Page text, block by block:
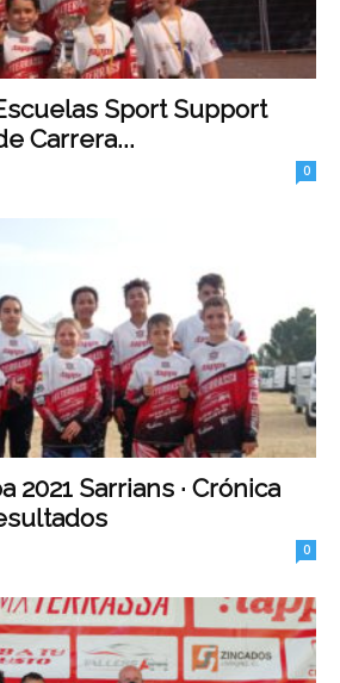
Sport Support
Carrera...
0
2021 Sarrians · Crónica
0